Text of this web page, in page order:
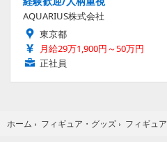
AQUARIUS株式会社
東京都
月給29万1,900円～50万円
正社員
ホーム › フィギュア・グッズ › フィギュア